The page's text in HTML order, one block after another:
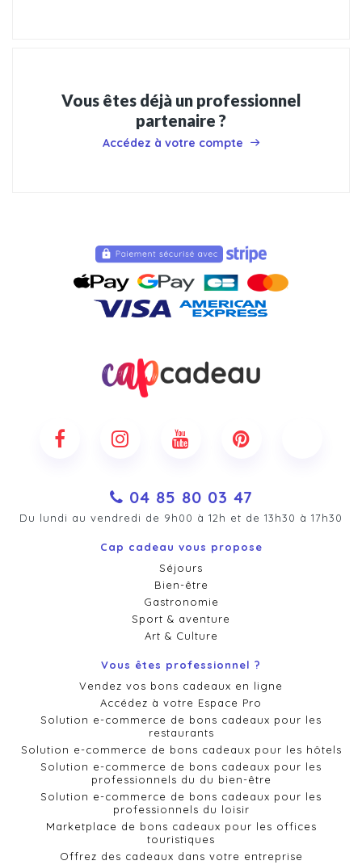
Vous êtes déjà un professionnel
partenaire ?
Accédez à votre compte
04 85 80 03 47
Du lundi au vendredi de 9h00 à 12h et de 13h30 à 17h30
Cap cadeau vous propose
Séjours
Bien-être
Gastronomie
Sport & aventure
Art & Culture
Vous êtes professionnel ?
Vendez vos bons cadeaux en ligne
Accédez à votre Espace Pro
Solution e-commerce de bons cadeaux pour les
restaurants
Solution e-commerce de bons cadeaux pour les hôtels
Solution e-commerce de bons cadeaux pour les
professionnels du du bien-être
Solution e-commerce de bons cadeaux pour les
professionnels du loisir
Marketplace de bons cadeaux pour les offices
touristiques
Offrez des cadeaux dans votre entreprise